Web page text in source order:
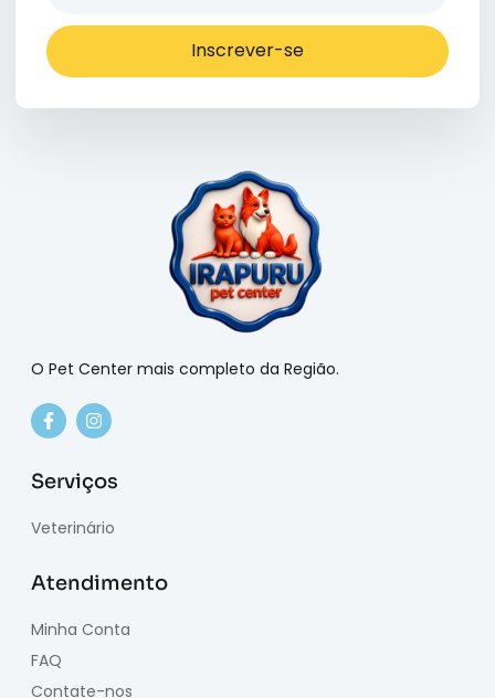
Inscrever-se
O Pet Center mais completo da Região.
Serviços
Veterinário
Atendimento
Minha Conta
FAQ
Contate-nos